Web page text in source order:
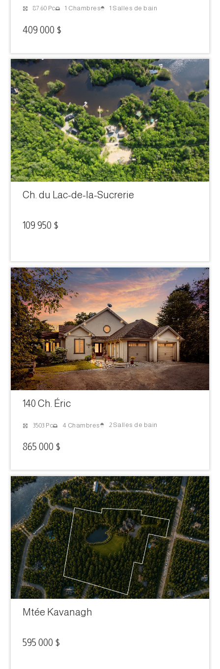
87.60 Pc 1 Chambres 1 Salles de bain
409 000 $
Ch. du Lac-de-la-Sucrerie
109 950 $
140 Ch. Éric
3503 Pc 4 Chambres 2 Salles de bain
865 000 $
Mtée Kavanagh
595 000 $